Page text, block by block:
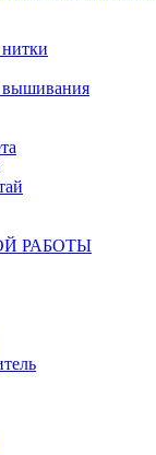
вышивания
РАБОТЫ